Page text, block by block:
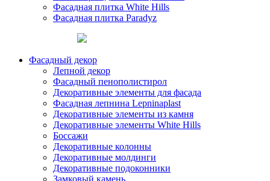
Фасадная плитка White Hills
Фасадная плитка Paradyz
Фасадный декор
Лепной декор
Фасадный пенополистирол
Декоративные элементы для фасада
Фасадная лепнина Lepninaplast
Декоративные элементы из камня
Декоративные элементы White Hills
Боссажи
Декоративные колонны
Декоративные молдинги
Декоративные подоконники
Замковый камень